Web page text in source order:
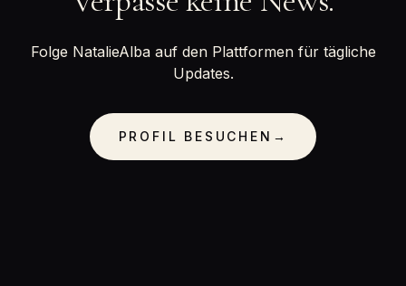
Folge NatalieAlba auf den Plattformen für tägliche
Updates.
PROFIL BESUCHEN →